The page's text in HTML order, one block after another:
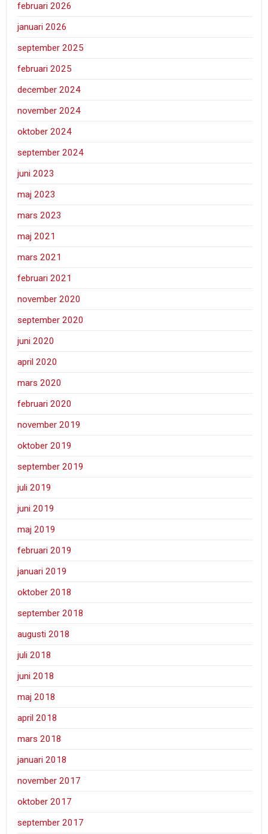
februari 2026
januari 2026
september 2025
februari 2025
december 2024
november 2024
oktober 2024
september 2024
juni 2023
maj 2023
mars 2023
maj 2021
mars 2021
februari 2021
november 2020
september 2020
juni 2020
april 2020
mars 2020
februari 2020
november 2019
oktober 2019
september 2019
juli 2019
juni 2019
maj 2019
februari 2019
januari 2019
oktober 2018
september 2018
augusti 2018
juli 2018
juni 2018
maj 2018
april 2018
mars 2018
januari 2018
november 2017
oktober 2017
september 2017